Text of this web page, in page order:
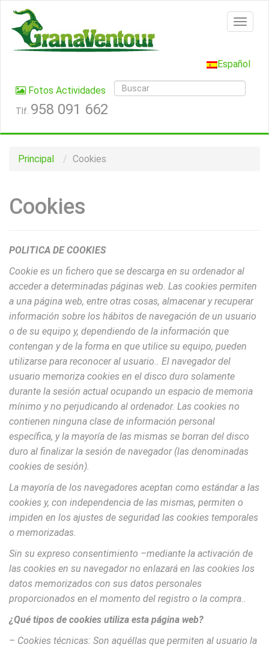
Español
Fotos Actividades
Tlf. 958 091 662
Principal Cookies
Cookies
POLITICA DE COOKIES
Cookie es un fichero que se descarga en su ordenador al
acceder a determinadas páginas web. Las cookies permiten
a una página web, entre otras cosas, almacenar y recuperar
información sobre los hábitos de navegación de un usuario
o de su equipo y, dependiendo de la información que
contengan y de la forma en que utilice su equipo, pueden
utilizarse para reconocer al usuario.. El navegador del
usuario memoriza cookies en el disco duro solamente
durante la sesión actual ocupando un espacio de memoria
mínimo y no perjudicando al ordenador. Las cookies no
contienen ninguna clase de información personal
específica, y la mayoría de las mismas se borran del disco
duro al finalizar la sesión de navegador (las denominadas
cookies de sesión).
La mayoría de los navegadores aceptan como estándar a las
cookies y, con independencia de las mismas, permiten o
impiden en los ajustes de seguridad las cookies temporales
o memorizadas.
Sin su expreso consentimiento –mediante la activación de
las cookies en su navegador no enlazará en las cookies los
datos memorizados con sus datos personales
proporcionados en el momento del registro o la compra..
¿Qué tipos de cookies utiliza esta página web?
– Cookies técnicas: Son aquéllas que permiten al usuario la